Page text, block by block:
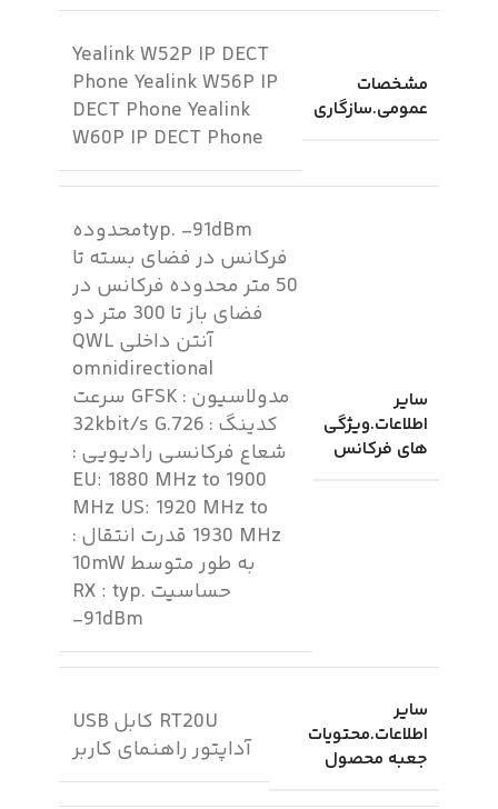
مشخصات
عمومی.سازگاری
Yealink W52P IP DECT
Phone Yealink W56P IP
DECT Phone Yealink
W60P IP DECT Phone
سایر
اطلاعات.ویژگی
های فرکانس
typ. -91dBmمحدوده
فرکانس در فضای بسته تا
50 متر محدوده فرکانس در
فضای باز تا 300 متر دو
آنتن داخلی QWL
omnidirectional
مدولاسیون : GFSK سرعت
کدینگ : 32kbit/s G.726
شعاع فرکانسی رادیویی :
EU: 1880 MHz to 1900
MHz US: 1920 MHz to
1930 MHz قدرت انتقال :
به طور متوسط 10mW
حساسیت RX : typ.
-91dBm
سایر
اطلاعات.محتویات
جعبه محصول
RT20U کابل USB
آداپتور راهنمای کاربر